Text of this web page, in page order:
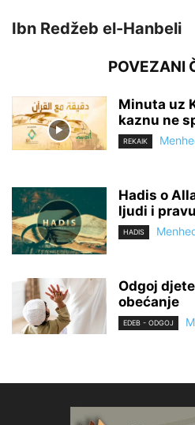
Ibn Redžeb el-Hanbeli
POVEZANI
Minuta uz
kaznu ne
REKAIK
Hadis o
ljudi i
HADIS
Odgoj
obećanje
EDEB - ODGOJ